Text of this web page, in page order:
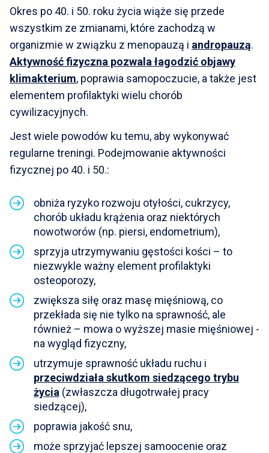
Okres po 40. i 50. roku życia wiąże się przede
wszystkim ze zmianami, które zachodzą w
organizmie w związku z menopauzą i andropauzą.
Aktywność fizyczna pozwala łagodzić objawy
klimakterium, poprawia samopoczucie, a także jest
elementem profilaktyki wielu chorób
cywilizacyjnych.
Jest wiele powodów ku temu, aby wykonywać
regularne treningi. Podejmowanie aktywności
fizycznej po 40. i 50.:
obniża ryzyko rozwoju otyłości, cukrzycy,
chorób układu krążenia oraz niektórych
nowotworów (np. piersi, endometrium),
sprzyja utrzymywaniu gęstości kości – to
niezwykle ważny element profilaktyki
osteoporozy,
zwiększa siłę oraz masę mięśniową, co
przekłada się nie tylko na sprawność, ale
również – mowa o wyższej masie mięśniowej -
na wygląd fizyczny,
utrzymuje sprawność układu ruchu i
przeciwdziała skutkom siedzącego trybu
życia (zwłaszcza długotrwałej pracy
siedzącej),
poprawia jakość snu,
może sprzyjać lepszej samoocenie oraz